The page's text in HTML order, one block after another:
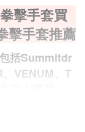
擊手套買
擊手套推薦
括Summitdr
VENUM、T
日山等品